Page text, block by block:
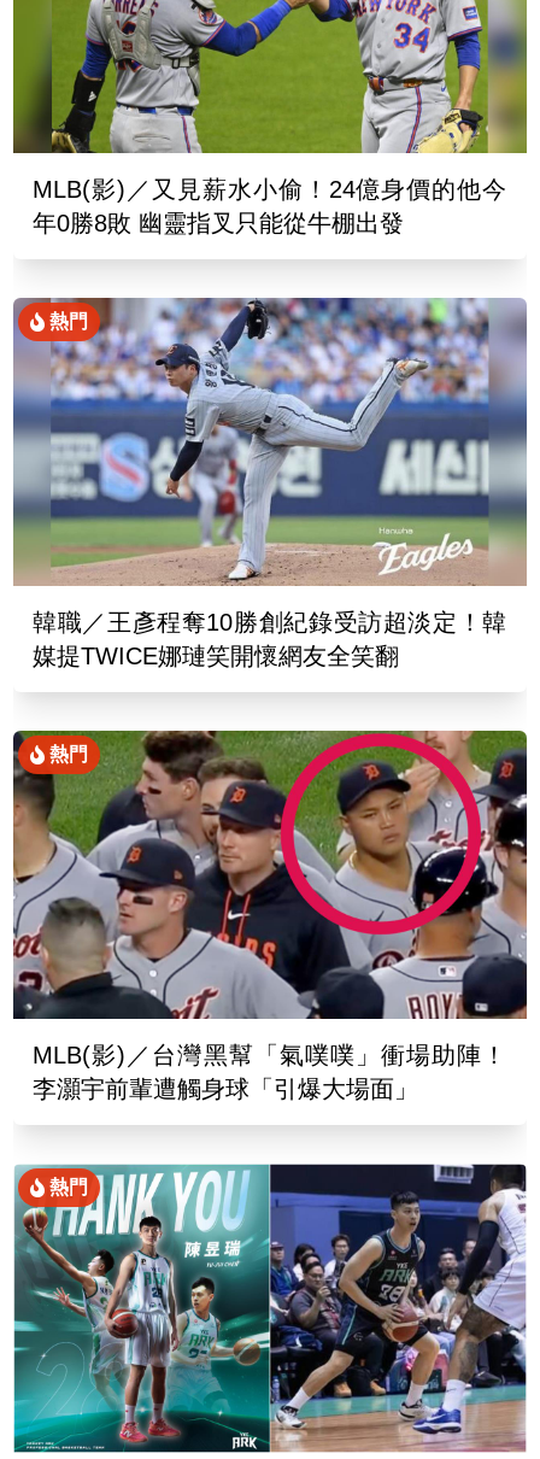
MLB(影)／又見薪水小偷！24億身價的他今
年0勝8敗 幽靈指叉只能從牛棚出發
熱門
韓職／王彥程奪10勝創紀錄受訪超淡定！韓
媒提TWICE娜璉笑開懷網友全笑翻
熱門
MLB(影)／台灣黑幫「氣噗噗」衝場助陣！
李灝宇前輩遭觸身球「引爆大場面」
熱門